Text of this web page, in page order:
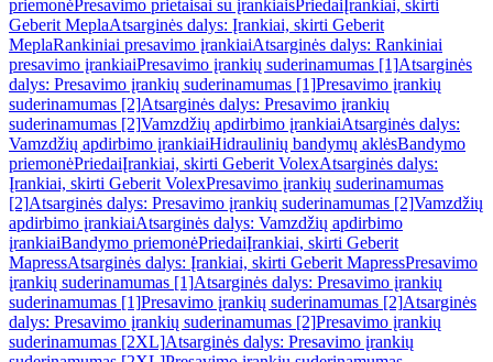
priemonėPresavimo prietaisai su įrankiaisPriedaiĮrankiai, skirti
Geberit MeplaAtsarginės dalys: Įrankiai, skirti Geberit
MeplaRankiniai presavimo įrankiaiAtsarginės dalys: Rankiniai
presavimo įrankiaiPresavimo įrankių suderinamumas [1]Atsarginės
dalys: Presavimo įrankių suderinamumas [1]Presavimo įrankių
suderinamumas [2]Atsarginės dalys: Presavimo įrankių
suderinamumas [2]Vamzdžių apdirbimo įrankiaiAtsarginės dalys:
Vamzdžių apdirbimo įrankiaiHidraulinių bandymų aklėsBandymo
priemonėPriedaiĮrankiai, skirti Geberit VolexAtsarginės dalys:
Įrankiai, skirti Geberit VolexPresavimo įrankių suderinamumas
[2]Atsarginės dalys: Presavimo įrankių suderinamumas [2]Vamzdžių
apdirbimo įrankiaiAtsarginės dalys: Vamzdžių apdirbimo
įrankiaiBandymo priemonėPriedaiĮrankiai, skirti Geberit
MapressAtsarginės dalys: Įrankiai, skirti Geberit MapressPresavimo
įrankių suderinamumas [1]Atsarginės dalys: Presavimo įrankių
suderinamumas [1]Presavimo įrankių suderinamumas [2]Atsarginės
dalys: Presavimo įrankių suderinamumas [2]Presavimo įrankių
suderinamumas [2XL]Atsarginės dalys: Presavimo įrankių